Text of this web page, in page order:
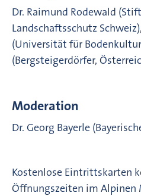
Dr. Raimund Rodewald
Landschaftsschutz
(Universität für
(Bergsteigerdörfer,
Moderation
Dr. Georg Bayerle
Kostenlose Eintrittskarten
Öffnungszeiten im Alpinen